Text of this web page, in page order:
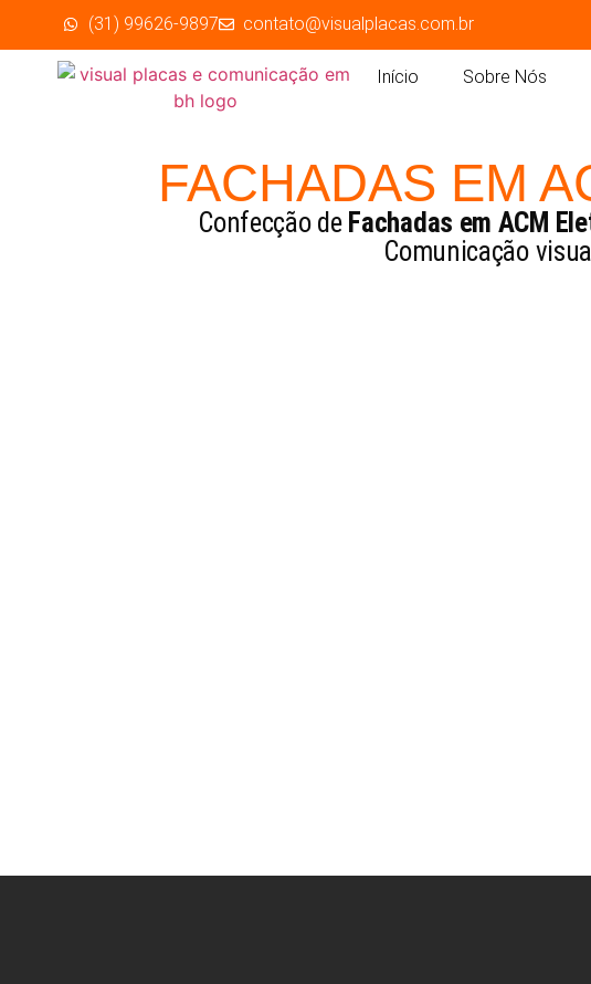
(31) 99626-9897 contato@visualplacas.com.br
Início Sobre Nós
FACHADAS EM
Confecção de Fachadas em ACM
Comunicação